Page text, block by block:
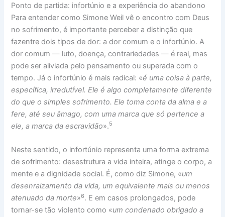
Ponto de partida: infortúnio e a experiência do abandono
Para entender como Simone Weil vê o encontro com Deus
no sofrimento, é importante perceber a distinção que
fazentre dois tipos de dor: a dor comum e o infortúnio. A
dor comum — luto, doença, contrariedades — é real, mas
pode ser aliviada pelo pensamento ou superada com o
tempo. Já o infortúnio é mais radical: «é uma coisa à parte,
específica, irredutível. Ele é algo completamente diferente
do que o simples sofrimento. Ele toma conta da alma e a
fere, até seu âmago, com uma marca que só pertence a
ele, a marca da escravidão».5
Neste sentido, o infortúnio representa uma forma extrema
de sofrimento: desestrutura a vida inteira, atinge o corpo, a
mente e a dignidade social. É, como diz Simone, «um
desenraizamento da vida, um equivalente mais ou menos
atenuado da morte»6. E em casos prolongados, pode
tornar-se tão violento como «um condenado obrigado a